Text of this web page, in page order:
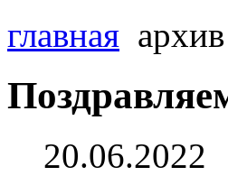
главная
20.06.2022